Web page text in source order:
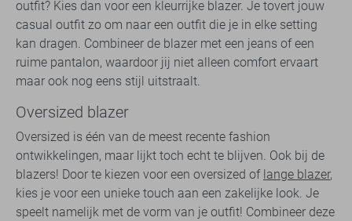
outfit? Kies dan voor een kleurrijke blazer. Je tovert jouw
casual outfit zo om naar een outfit die je in elke setting
kan dragen. Combineer de blazer met een jeans of een
ruime pantalon, waardoor jij niet alleen comfort ervaart
maar ook nog eens stijl uitstraalt.
Oversized blazer
Oversized is één van de meest recente fashion
ontwikkelingen, maar lijkt toch echt te blijven. Ook bij de
blazers! Door te kiezen voor een oversized of lange blazer,
kies je voor een unieke touch aan een zakelijke look. Je
speelt namelijk met de vorm van je outfit! Combineer deze